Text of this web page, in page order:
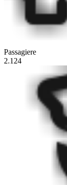
Passagiere
2.124